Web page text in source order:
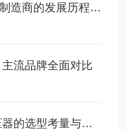
ct参数分析仪谁家的比较好？设备制造商的发展历程思考
流品牌全面对比
交直流分压器厂家排名交直流分压器的选型考量与品牌实践